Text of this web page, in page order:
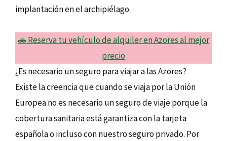
implantación en el archipiélago.
🚗 Reserva tu vehículo de alquiler en Azores al mejor
precio
¿Es necesario un seguro para viajar a las Azores?
Existe la creencia que cuando se viaja por la Unión
Europea no es necesario un seguro de viaje porque la
cobertura sanitaria está garantiza con la tarjeta
española o incluso con nuestro seguro privado. Por